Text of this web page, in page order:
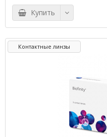
Купить
Контактные линзы